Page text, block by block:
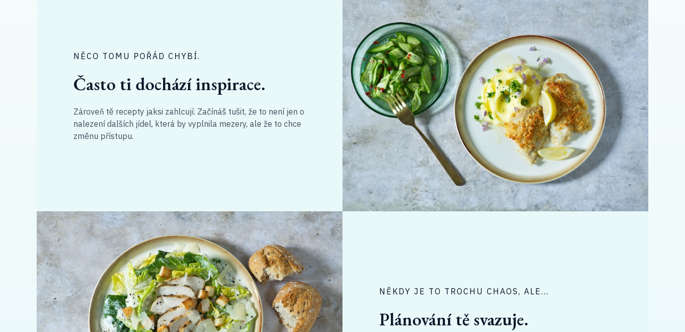
NĚCO TOMU POŘÁD CHYBÍ.
Často ti dochází inspirace.
Zároveň tě recepty jaksi zahlcují. Začínáš tušit, že to není jen o
nalezení dalších jídel, která by vyplnila mezery, ale že to chce
změnu přístupu.
NĚKDY JE TO TROCHU CHAOS, ALE…
Plánování tě svazuje.